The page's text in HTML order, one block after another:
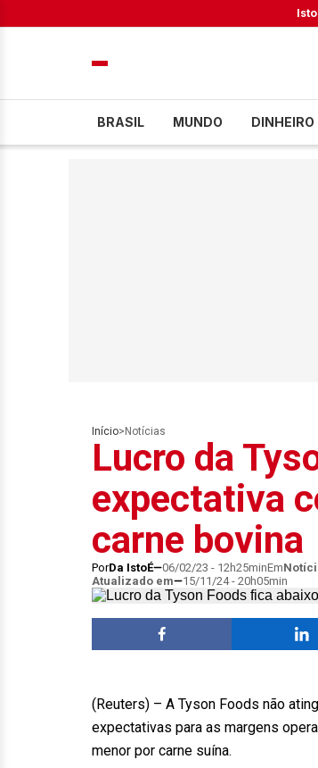
BRASIL MUNDO DINHEIRO
Início> Notícias
Lucro da
expectativa
carne bovina
PorDa IstoÉ 06/02/23 - 12h25minEm
Atualizado em
15/11/24 - 20h05min
(Reuters) – A Tyson Foods não
expectativas para as margens
menor por carne suína.